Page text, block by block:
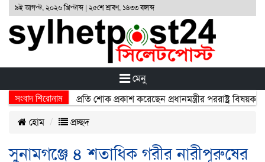
৯ই আগস্ট, ২০২৬ খ্রিস্টাব্দ | ২৫শে শ্রাবণ, ১৪৩৩ বঙ্গাব্দ
মেনু
সংবাদ শিরোনাম
নিহতদের প্রতি শোক প্রকাশ করেছেন প্রধানমন্ত্রীর পররাষ্ট্র বিষয়ক
হোম
প্রচ্ছদ
সুনামগঞ্জে ৪ শতাধিক গরীর নারীপূরুষের